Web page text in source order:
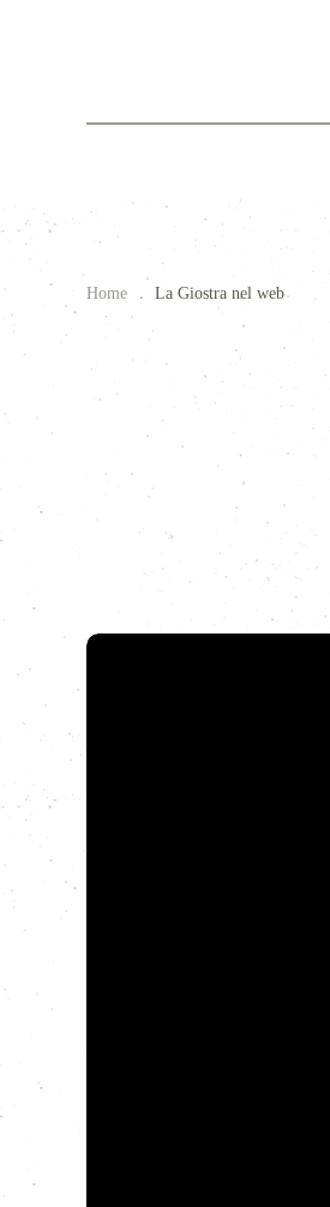
Home La Giostra nel web